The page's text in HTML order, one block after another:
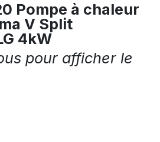
Pompe à chaleur
V Split
4kW
pour afficher le